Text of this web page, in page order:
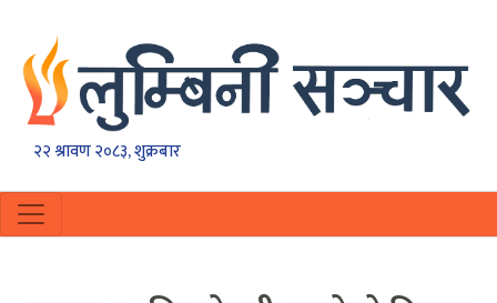
२२ श्रावण २०८३, शुक्रबार